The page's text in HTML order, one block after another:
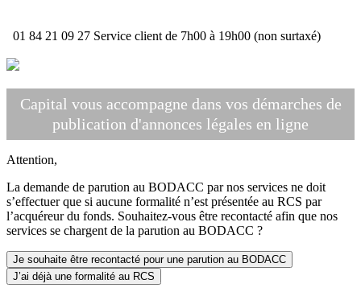
01 84 21 09 27 Service client de 7h00 à 19h00 (non surtaxé)
Capital vous accompagne dans vos démarches de
publication d'annonces légales en ligne
Attention,
La demande de parution au BODACC par nos services ne doit
s’effectuer que si aucune formalité n’est présentée au RCS par
l’acquéreur du fonds. Souhaitez-vous être recontacté afin que nos
services se chargent de la parution au BODACC ?
Je souhaite être recontacté pour une parution au BODACC
J’ai déjà une formalité au RCS